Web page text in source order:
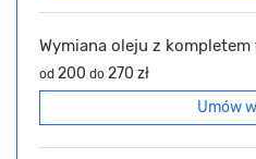
Wymiana oleju z
od 200 do 270 zł
Umów